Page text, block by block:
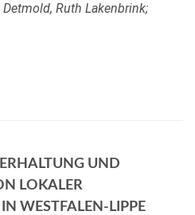
UND
LOKALER
WESTFALEN-LIPPE
Ruth Lakenbrink;